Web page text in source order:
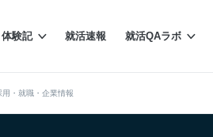
体験記 就活速報 就活QAラボ
・就職・企業情報